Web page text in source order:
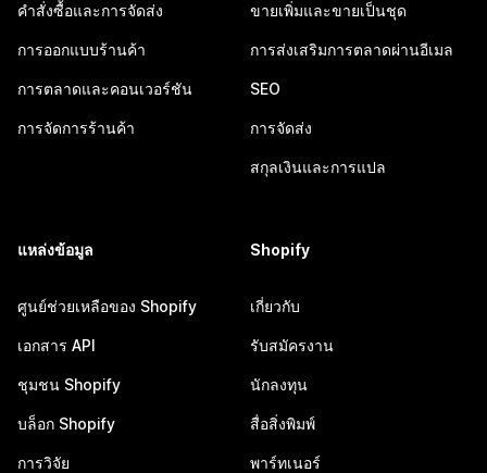
คำสั่งซื้อและการจัดส่ง
การออกแบบร้านค้า
การตลาดและคอนเวอร์ชัน
การจัดการร้านค้า
ขายเพิ่มและขายเป็นชุด
การส่งเสริมการตลาดผ่านอีเมล
SEO
การจัดส่ง
สกุลเงินและการแปล
แหล่งข้อมูล
ศูนย์ช่วยเหลือของ Shopify
เอกสาร API
ชุมชน Shopify
บล็อก Shopify
การวิจัย
Shopify
เกี่ยวกับ
รับสมัครงาน
นักลงทุน
สื่อสิ่งพิมพ์
พาร์ทเนอร์